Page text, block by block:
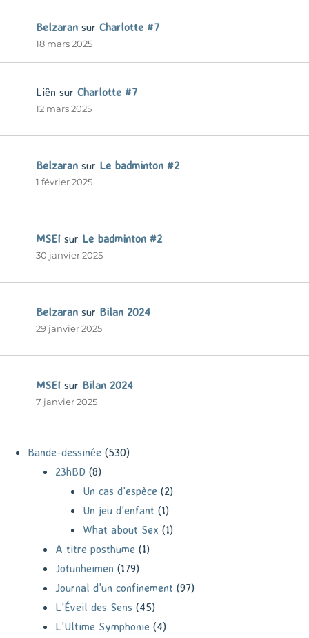
Belzaran sur Charlotte #7
18 mars 2025
Liên sur Charlotte #7
12 mars 2025
Belzaran sur Le badminton #2
1 février 2025
MSEI sur Le badminton #2
30 janvier 2025
Belzaran sur Bilan 2024
29 janvier 2025
MSEI sur Bilan 2024
7 janvier 2025
Bande-dessinée (530)
23hBD (8)
Un cas d'espèce (2)
Un jeu d'enfant (1)
What about Sex (1)
A titre posthume (1)
Jotunheimen (179)
Journal d'un confinement (97)
L'Éveil des Sens (45)
L'Ultime Symphonie (4)